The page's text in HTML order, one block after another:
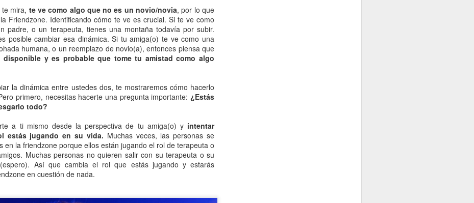
mira, te ve como algo que no es un novio/novia, por lo que
Friendzone. Identificando cómo te ve es crucial. Si te ve como
padre, o un terapeuta, tienes una montaña todavía por subir.
posible cambiar esa dinámica. Si tu amiga(o) te ve como una
humana, o un reemplazo de novio(a), entonces piensa que
disponible y es probable que tome tu amistad como algo
la dinámica entre ustedes dos, te mostraremos cómo hacerlo
primero, necesitas hacerte una pregunta importante: ¿Estás
todo?
a ti mismo desde la perspectiva de tu amiga(o) yintentar
estás jugando en su vida. Muchas veces, las personas se
en la friendzone porque ellos están jugando el rol de terapeuta o
Muchas personas no quieren salir con su terapeuta o su
Así que cambia el rol que estás jugando y estarás
en cuestión de nada.
Como esta estructurado.
Desde el punto de vista de la narratología, el cómic constituye una
modalidad de la narrativa que se expresa en un soporte gráfico,
acompañado o no de un texto verbal. Para asignar a cada personaje su
pensamiento o una parte del diálogo.
cielo.
Uno de los espectáculos más bellos qué ofrecen los cielos es el de los
astros con cola que surgen de vez en cuando, muchas veces de forma
cometas están formados por muy poca materia. Son de densidad
bajísima y, habitualmente, son astros de escaso brillo, difuminados y
poco luminosos. Babinet los llamó la nada visible.
Desde la antigüedad.
2